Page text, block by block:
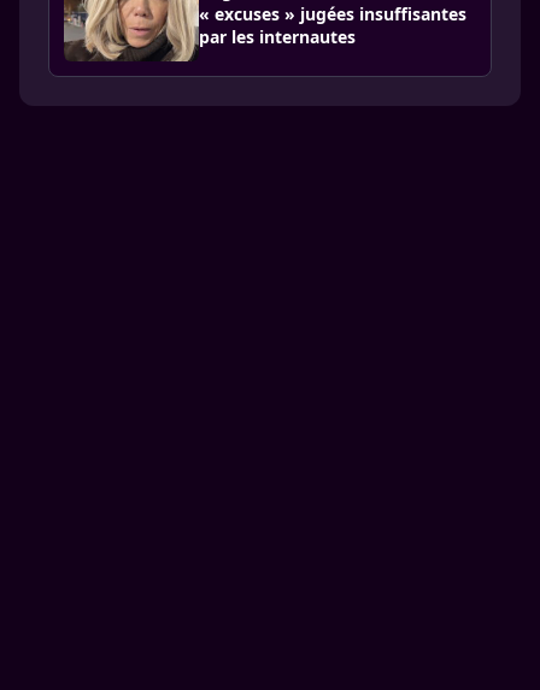
« excuses » jugées insuffisantes
par les internautes